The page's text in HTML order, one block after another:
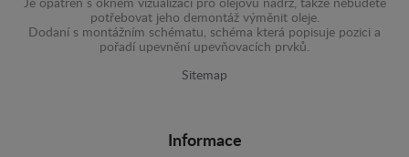
Je opatřen s oknem vizualizací pro olejovu nádrž, takže nebudete
potřebovat jeho demontáž výměnit oleje.
Dodaní s montážním schématu, schéma která popisuje pozici a
pořadí upevnění upevňovacích prvků.
Sitemap
Informace